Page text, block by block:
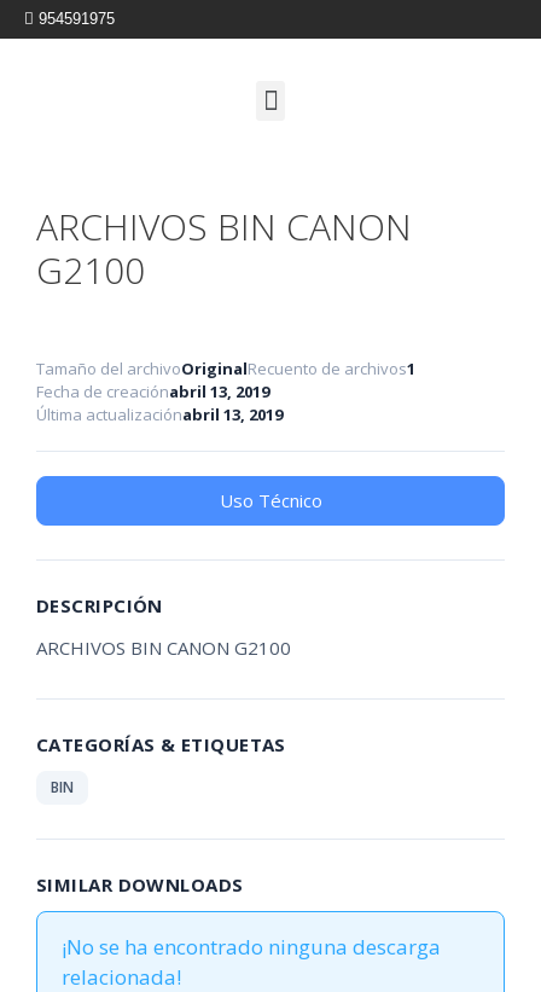
954591975
ARCHIVOS BIN CANON
G2100
Tamaño del archivoOriginalRecuento de archivos1
Fecha de creaciónabril 13, 2019
Última actualizaciónabril 13, 2019
Uso Técnico
DESCRIPCIÓN
ARCHIVOS BIN CANON G2100
CATEGORÍAS & ETIQUETAS
BIN
SIMILAR DOWNLOADS
¡No se ha encontrado ninguna descarga
relacionada!